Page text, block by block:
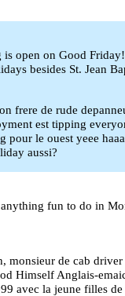
is open on Good
besides St. Jean
frere de rude
est tipping
pour le ouest yeee
aussi?
fun to do in
monsieur de cab
Himself Anglais-
avec la jeune filles